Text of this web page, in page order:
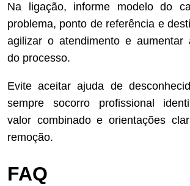
Na ligação, informe modelo do
problema, ponto de referência e
agilizar o atendimento e aumentar
do processo.
Evite aceitar ajuda de
sempre socorro profissional
valor combinado e orientações
remoção.
FAQ